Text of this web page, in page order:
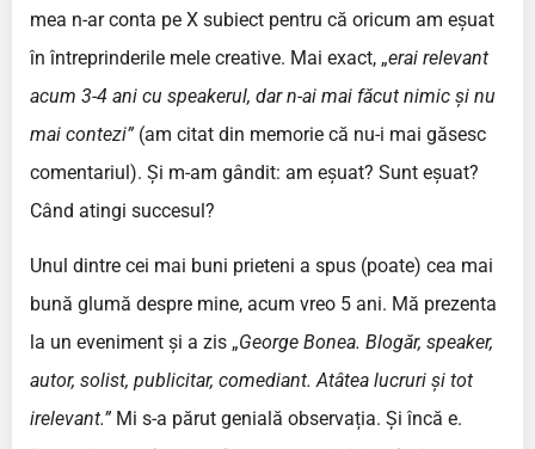
mea n-ar conta pe X subiect pentru că oricum am eșuat
în întreprinderile mele creative. Mai exact, „erai relevant
acum 3-4 ani cu speakerul, dar n-ai mai făcut nimic și nu
mai contezi”(am citat din memorie că nu-i mai găsesc
comentariul). Și m-am gândit: am eșuat? Sunt eșuat?
Când atingi succesul?
Unul dintre cei mai buni prieteni a spus (poate) cea mai
bună glumă despre mine, acum vreo 5 ani. Mă prezenta
la un eveniment și a zis „George Bonea. Blogăr, speaker,
autor, solist, publicitar, comediant. Atâtea lucruri și tot
irelevant.” Mi s-a părut genială observația. Și încă e.